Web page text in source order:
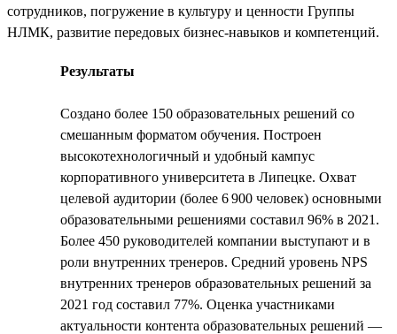
сотрудников, погружение в культуру и ценности Группы
НЛМК, развитие передовых бизнес-навыков и компетенций.
Результаты
Создано более 150 образовательных решений со
смешанным форматом обучения. Построен
высокотехнологичный и удобный кампус
корпоративного университета в Липецке. Охват
целевой аудитории (более 6 900 человек) основными
образовательными решениями составил 96% в 2021.
Более 450 руководителей компании выступают и в
роли внутренних тренеров. Средний уровень NPS
внутренних тренеров образовательных решений за
2021 год составил 77%. Оценка участниками
актуальности контента образовательных решений —